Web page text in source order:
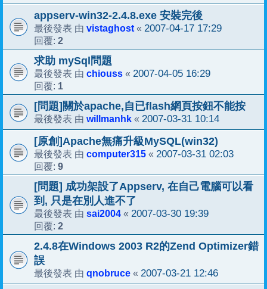
appserv-win32-2.4.8.exe 安裝完後
最後發表 由 vistaghost « 2007-04-17 17:29
回覆: 2
求助 mySql問題
最後發表 由 chiouss « 2007-04-05 16:29
回覆: 1
[問題]關於apache,自已flash網頁按鈕不能按
最後發表 由 willmanhk « 2007-03-31 10:14
[原創]Apache無痛升級MySQL(win32)
最後發表 由 computer315 « 2007-03-31 02:03
回覆: 9
[問題] 成功架設了Appserv, 在自己電腦可以看
到, 只是在別人進不了
最後發表 由 sai2004 « 2007-03-30 19:39
回覆: 2
2.4.8在Windows 2003 R2的Zend Optimizer錯
誤
最後發表 由 qnobruce « 2007-03-21 12:46